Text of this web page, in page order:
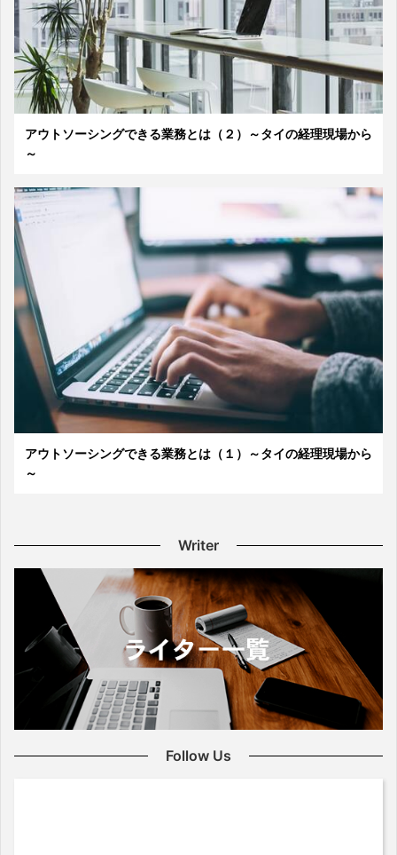
アウトソーシングできる業務とは（２）～タイの経理現場から
～
アウトソーシングできる業務とは（１）～タイの経理現場から
～
Writer
Follow Us